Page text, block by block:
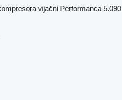
vijačni Performanca 5.090